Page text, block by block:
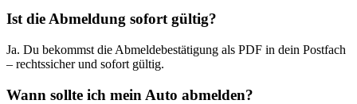
Ist die Abmeldung sofort gültig?
Ja. Du bekommst die Abmeldebestätigung als PDF in dein Postfach
– rechtssicher und sofort gültig.
Wann sollte ich mein Auto abmelden?